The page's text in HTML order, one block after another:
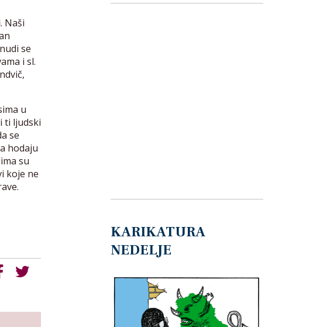
Naši
se
i sl.
u
ti ljudski
se
hodaju
su
koje ne
KARIKATURA
NEDELJE